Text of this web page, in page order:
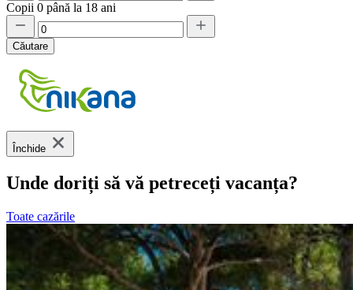
Copii 0 până la 18 ani
Căutare
Închide
Unde doriți să vă petreceți vacanța?
Toate cazările